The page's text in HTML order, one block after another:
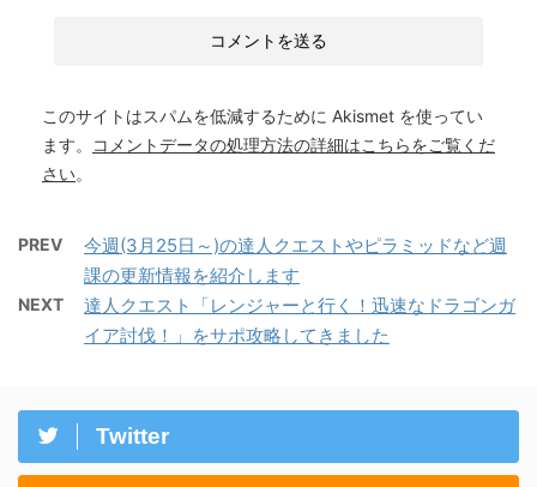
このサイトはスパムを低減するために Akismet を使ってい
ます。
コメントデータの処理方法の詳細はこちらをご覧くだ
さい。
PREV
今週(3月25日～)の達人クエストやピラミッドなど週
課の更新情報を紹介します
NEXT
達人クエスト「レンジャーと行く！迅速なドラゴンガ
イア討伐！」をサポ攻略してきました
Twitter